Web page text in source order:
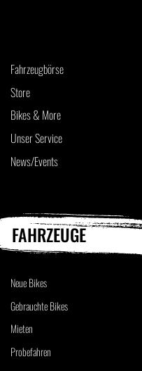
Fahrzeugbörse
Store
Bikes & More
Unser Service
News/Events
FAHRZEUGE
Neue Bikes
Gebrauchte Bikes
Mieten
Probefahren